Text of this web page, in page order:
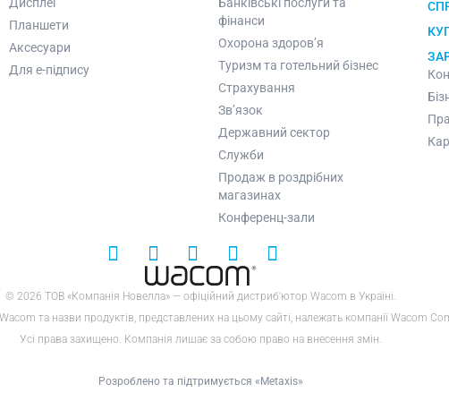
Планшети
Аксесуари
Для e-підпису
фінанси
Охорона здоров’я
Туризм та готельний бізнес
Страхування
Зв’язок
Державний сектор
Служби
Продаж в роздрібних
магазинах
Конференц-зали
© 2026 ТОВ «Компанія Новелла» — офіційний дистриб'ютор Wacom в Україні.
та назви продуктів, представлених на цьому сайті, належать компанії Wacom
Усі права захищено. Компанія лишає за собою право на внесення змін.
Розроблено та підтримується «Metaxis»